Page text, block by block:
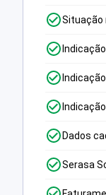
Situação
Dados
Serasa